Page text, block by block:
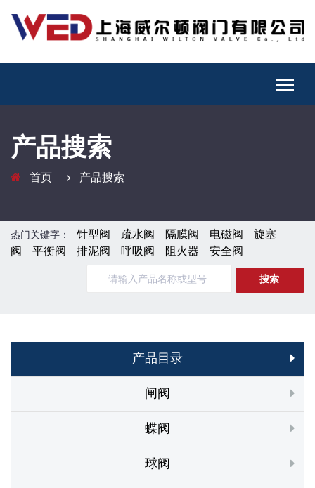
产品搜索
首页 产品搜索
热门关键字： 针型阀 疏水阀 隔膜阀 电磁阀
旋塞
阀
平衡阀 排泥阀 呼吸阀 阻火器 安全阀
搜索
产品目录
闸阀
蝶阀
球阀